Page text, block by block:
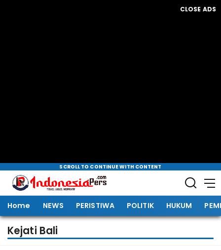
CLOSE ADS
SCROLL TO CONTINUE WITH CONTENT
Home NEWS PERISTIWA POLITIK HUKUM
Kejati Bali